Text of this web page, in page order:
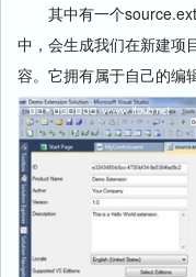
其中有一个
中，会生成我们在新建项
容。它拥有属于自己的编